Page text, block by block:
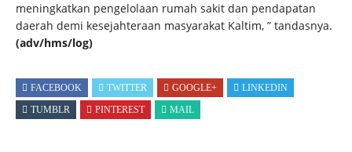
meningkatkan pengelolaan rumah sakit dan pendapatan
daerah demi kesejahteraan masyarakat Kaltim, ” tandasnya.
(adv/hms/log)
FACEBOOK TWITTER GOOGLE+
LINKEDIN
TUMBLR
PINTEREST MAIL